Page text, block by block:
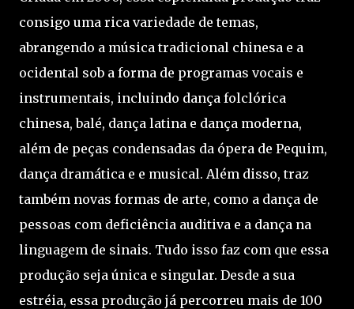
consigo uma rica variedade de temas,
abrangendo a música tradicional chinesa e a
ocidental sob a forma de programas vocais e
instrumentais, incluindo dança folclórica
chinesa, balé, dança latina e dança moderna,
além de peças condensadas da ópera de Pequim,
dança dramática e e musical. Além disso, traz
também novas formas de arte, como a dança de
pessoas com deficiência auditiva e a dança na
linguagem de sinais. Tudo isso faz com que essa
produção seja única e singular. Desde a sua
estréia, essa produção já percorreu mais de 100